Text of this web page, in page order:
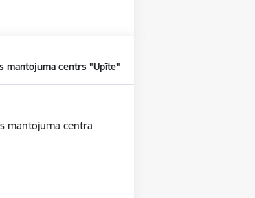
mantojuma centrs "Upīte"
mantojuma centra